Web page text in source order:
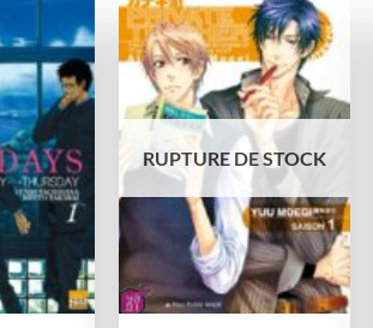
Ajouter
à la
wishlist
Ajouter
à la
wishlist
RUPTURE DE STOCK